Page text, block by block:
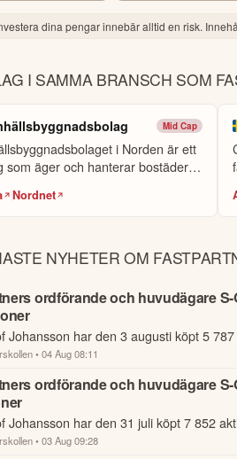
värdeförändringar på våra
att lämna sin förhyrning i fastigheten
kvartalet återbetalt ett
har vi räntesäkrat mer än 30% av
och ränteförändringarna har kommit
på räntemarknaden är att Riksbanken
genom Hormuz-sundet
2026
för kvartalet minskade med
med 2,4 procent till 407,1 (417,0)
dina pengar innebär alltid en risk.
I SAMMA BRANSCH SOM
Mid Cap
i Norden är ett
som äger och hanterar bostäder
Nordnet
NYHETER OM
ordförande och huvudägare
Johansson har den 3 augusti köpt 5
där han är styrelseordförande och
• 04 Aug 08:11
ordförande och huvudägare
Johansson har den 31 juli köpt 7 852
styrelseordförande och huvudägare.
• 03 Aug 09:28